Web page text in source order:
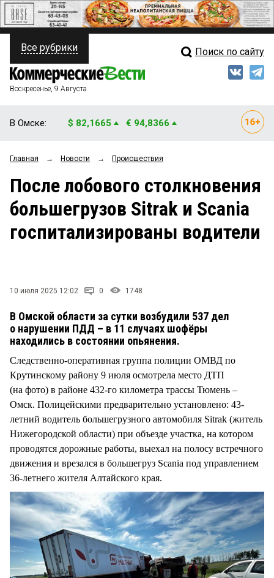
ПОЛИТИКА
ФИНАНСЫ
ОБЩЕСТВО
ЗАКОН
НОВОСТИ КОМПАНИЙ
Свежий выпуск
Мнения
Рейтинги
Блоги
Архив
Все рубрики Поиск по сайту
Воскресенье, 9 Августа
В Омске: $ 82,1665 € 94,8366
Главная → Новости → Происшествия
После лобового столкновения
большегрузов Sitrak и Scania
госпитализированы водители
10 июля 2025 12:02 0 1748
В Омской области за сутки возбудили 537 дел
о нарушении ПДД – в 11 случаях шофёры
находились в состоянии опьянения.
Следственно-оперативная группа полиции ОМВД по
Крутинскому району 9 июля осмотрела место ДТП
(на фото) в районе 432-го километра трассы Тюмень –
Омск. Полицейскими предварительно установлено: 43-
летний водитель большегрузного автомобиля Sitrak (житель
Нижегородской области) при объезде участка, на котором
проводятся дорожные работы, выехал на полосу встречного
движения и врезался в большегруз Scania под управлением
36-летнего жителя Алтайского края.